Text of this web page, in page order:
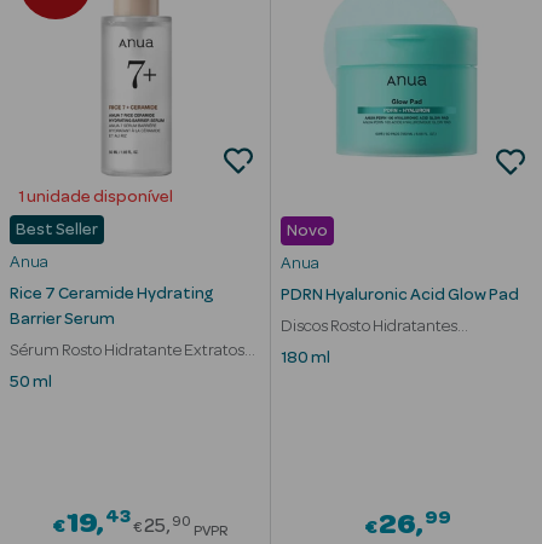
Corporais
Coffrets
Acessórios
Ver Tudo
Cosmética
Rosto Luxo
Contorno de
1 unidade disponível
Best Seller
Anua
Rice 7 Ceramide Hydrating
Barrier Serum
Sérum Rosto Hidratante Extratos
de Arroz
50 ml
€19 43Price reduced from
€25 90
PVPR
Novo
Anua
PDRN Hyaluronic Acid Glow Pad
Discos Rosto Hidratantes
Iluminadores
180 ml
€26 99